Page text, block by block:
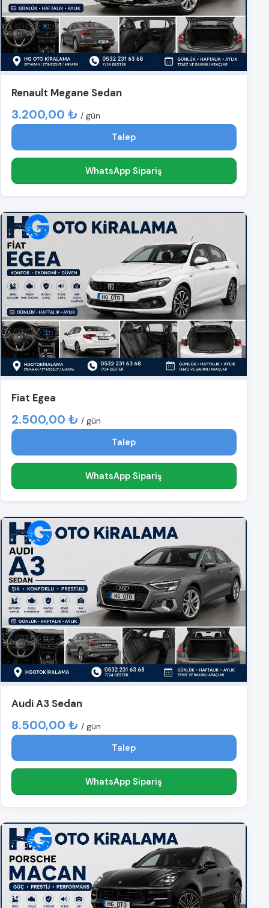
Renault Megane Sedan
3.200,00 ₺ / gün
Talep
WhatsApp Sipariş
Fiat Egea
2.500,00 ₺ / gün
Talep
WhatsApp Sipariş
Audi A3 Sedan
8.500,00 ₺ / gün
Talep
WhatsApp Sipariş